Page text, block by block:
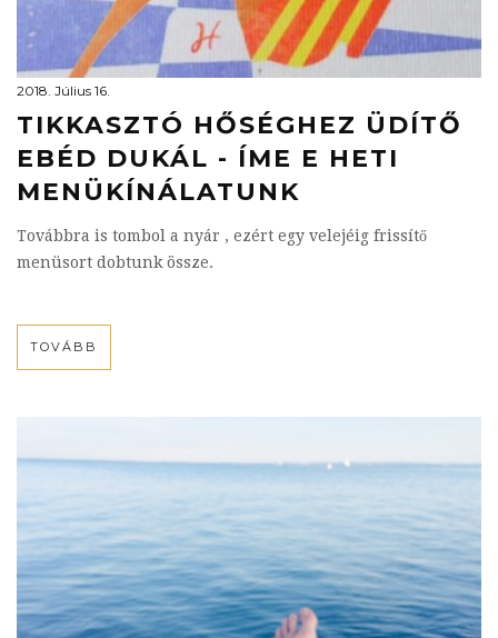
2018. Július 16.
TIKKASZTÓ HŐSÉGHEZ ÜDÍTŐ
EBÉD DUKÁL - ÍME E HETI
MENÜKÍNÁLATUNK
Továbbra is tombol a nyár , ezért egy velejéig frissítő
menüsort dobtunk össze.
TOVÁBB